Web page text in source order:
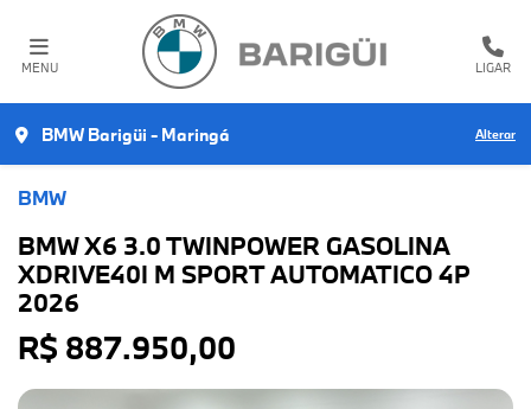
MENU LIGAR
BMW Barigüi - Maringá Alterar
BMW
BMW X6 3.0 TWINPOWER GASOLINA
XDRIVE40I M SPORT AUTOMATICO 4P
2026
R$ 887.950,00